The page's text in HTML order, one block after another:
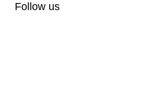
Follow us